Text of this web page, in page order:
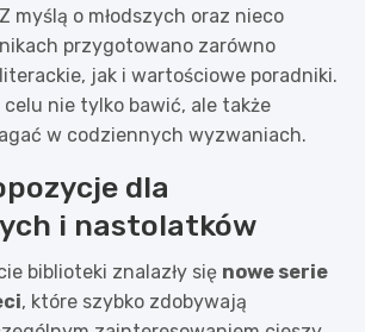
myślą o młodszych oraz nieco
przygotowano zarówno
jak i wartościowe poradniki.
celu nie tylko bawić, ale także
w codziennych wyzwaniach.
dla
i nastolatków
biblioteki znalazły się nowe serie
, które szybko zdobywają